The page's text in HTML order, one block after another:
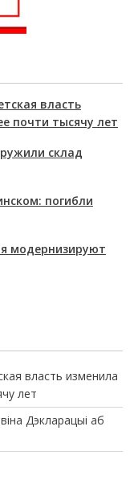
власть
почти тысячу лет
склад
погибли
модернизируют
власть изменила
лет
Дэкларацыі аб